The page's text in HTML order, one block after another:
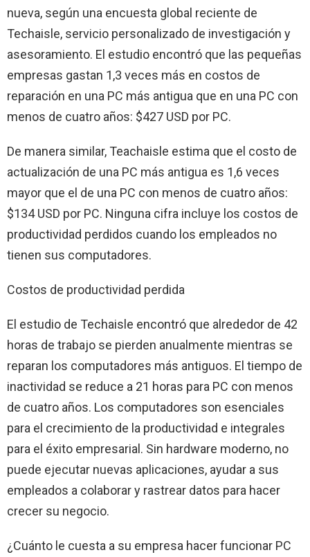
nueva, según una encuesta global reciente de
Techaisle, servicio personalizado de investigación y
asesoramiento. El estudio encontró que las pequeñas
empresas gastan 1,3 veces más en costos de
reparación en una PC más antigua que en una PC con
menos de cuatro años: $427 USD por PC.
De manera similar, Teachaisle estima que el costo de
actualización de una PC más antigua es 1,6 veces
mayor que el de una PC con menos de cuatro años:
$134 USD por PC. Ninguna cifra incluye los costos de
productividad perdidos cuando los empleados no
tienen sus computadores.
Costos de productividad perdida
El estudio de Techaisle encontró que alrededor de 42
horas de trabajo se pierden anualmente mientras se
reparan los computadores más antiguos. El tiempo de
inactividad se reduce a 21 horas para PC con menos
de cuatro años. Los computadores son esenciales
para el crecimiento de la productividad e integrales
para el éxito empresarial. Sin hardware moderno, no
puede ejecutar nuevas aplicaciones, ayudar a sus
empleados a colaborar y rastrear datos para hacer
crecer su negocio.
¿Cuánto le cuesta a su empresa hacer funcionar PC